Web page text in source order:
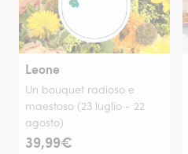
Leone
Un bouquet radioso e
maestoso (23 luglio - 22
agosto)
39,99€